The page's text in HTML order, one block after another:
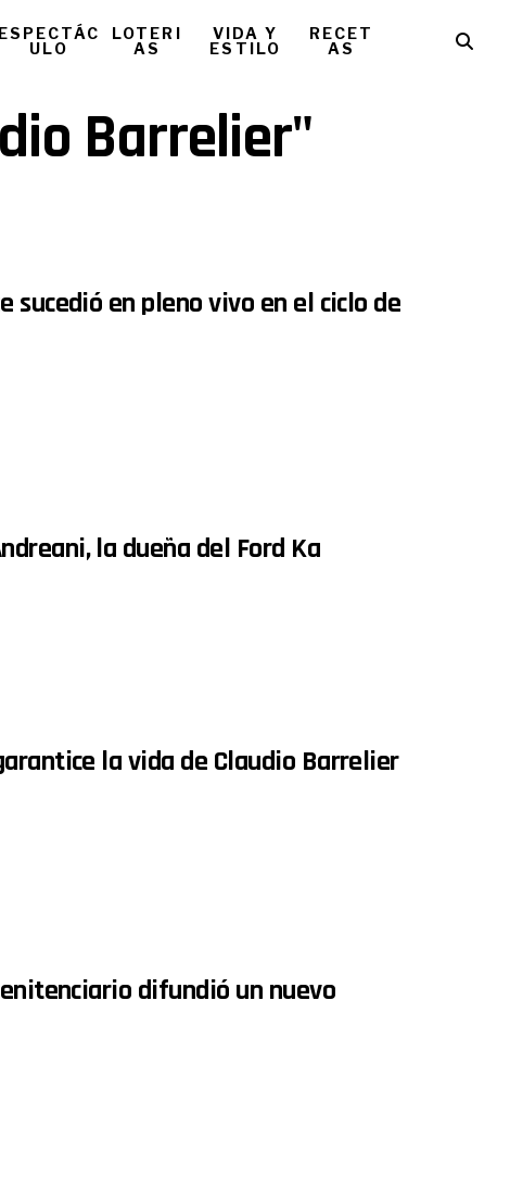
ESPECTÁC
ULO
LOTERI
AS
VIDA Y
ESTILO
RECET
AS
Barrelier"
sucedió en pleno vivo en el ciclo de
la dueña del Ford Ka
la vida de Claudio Barrelier
difundió un nuevo